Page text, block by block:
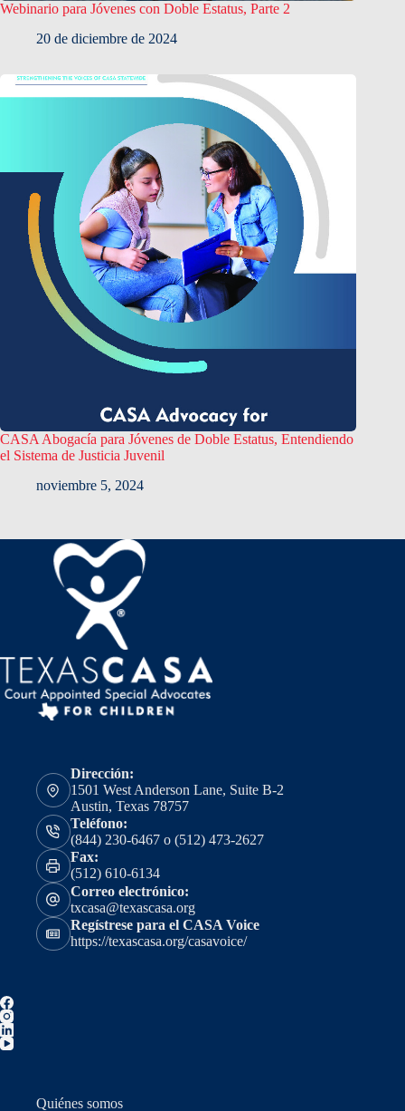
Webinario para Jóvenes con Doble Estatus, Parte 2
20 de diciembre de 2024
CASA Abogacía para Jóvenes de Doble Estatus, Entendiendo
el Sistema de Justicia Juvenil
noviembre 5, 2024
Dirección:
1501 West Anderson Lane, Suite B-2
Austin, Texas 78757
Teléfono:
(844) 230-6467 o (512) 473-2627
Fax:
(512) 610-6134
Correo electrónico:
txcasa@texascasa.org
Regístrese para el CASA Voice
https://texascasa.org/casavoice/
Quiénes somos